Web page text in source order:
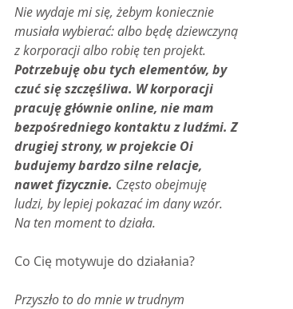
Nie wydaje mi się, żebym koniecznie
musiała wybierać: albo będę dziewczyną
z korporacji albo robię ten projekt.
Potrzebuję obu tych elementów, by
czuć się szczęśliwa. W korporacji
pracuję głównie online, nie mam
bezpośredniego kontaktu z ludźmi. Z
drugiej strony, w projekcie Oi
budujemy bardzo silne relacje,
nawet fizycznie. Często obejmuję
ludzi, by lepiej pokazać im dany wzór.
Na ten moment to działa.
Co Cię motywuje do działania?
Przyszło to do mnie w trudnym